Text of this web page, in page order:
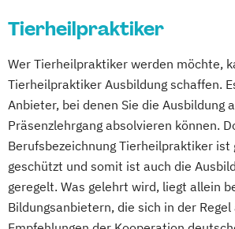
Tierheilpraktiker
Wer Tierheilpraktiker werden möchte,
Tierheilpraktiker Ausbildung schaffen.
Anbieter, bei denen Sie die Ausbildung
Präsenzlehrgang absolvieren können.
Berufsbezeichnung Tierheilpraktiker ist
geschützt und somit ist auch die
geregelt. Was gelehrt wird, liegt allein
Bildungsanbietern, die sich in der Regel